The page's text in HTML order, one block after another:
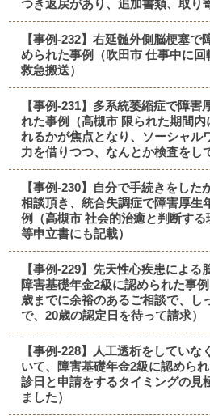
つき返戻があり、追加書類、取り
【事例-232】右延髄外側脳梗塞で
められた事例（吹田市 仕事中に回
救急搬送）
【事例-231】多系統萎縮症で障害
れた事例（高槻市 限られた期間
れるかが焦点となり、ソーシャル
力を借りつつ、なんとか検査をし
【事例-230】自分で手続きをし
相談頂き、統合失調症で障害厚生
例（高槻市 社会的治癒と判断す
等申立書にも記載）
【事例-229】先天性心疾患によ
障害基礎年金2級に認められた事
歳までに余裕のあるご相談で、し
で、20歳の認定日を待って請求）
【事例-228】人工透析をしていな
いて、障害基礎年金2級に認めら
診日と申請をするタイミングの見
ました）